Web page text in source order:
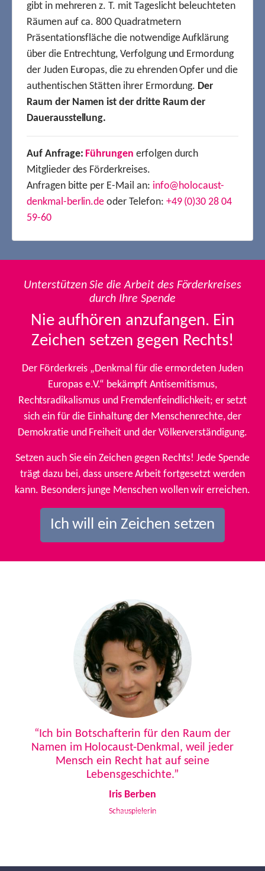
gibt in mehreren z. T. mit Tageslicht beleuchteten
Räumen auf ca. 800 Quadratmetern
Präsentationsfläche die notwendige Aufklärung
über die Entrechtung, Verfolgung und Ermordung
der Juden Europas, die zu ehrenden Opfer und die
authentischen Stätten ihrer Ermordung. Der
Raum der Namen ist der dritte Raum der
Dauerausstellung.
Auf Anfrage: Führungen erfolgen durch
Mitglieder des Förderkreises.
Anfragen bitte per E-Mail an: info@holocaust-
denkmal-berlin.de oder Telefon: +49 (0)30 28 04
59-60
Unterstützen Sie die Arbeit des Förderkreises
durch Ihre Spende
Nie aufhören anzufangen. Ein
Zeichen setzen gegen Rechts!
Der Förderkreis „Denkmal für die ermordeten Juden
Europas e.V.“ bekämpft Antisemitismus,
Rechtsradikalismus und Fremdenfeindlichkeit; er setzt
sich ein für die Einhaltung der Menschenrechte, der
Demokratie und Freiheit und der Völkerverständigung.
Setzen auch Sie ein Zeichen gegen Rechts! Jede Spende
trägt dazu bei, dass unsere Arbeit fortgesetzt werden
kann. Besonders junge Menschen wollen wir erreichen.
Ich will ein Zeichen setzen
“Ich bin Botschafterin für den Raum der
Namen im Holocaust-Denkmal, weil jeder
Mensch ein Recht hat auf seine
Lebensgeschichte.”
Iris Berben
Schauspielerin